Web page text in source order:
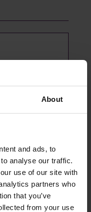
About
and ads, to
analyse our traffic.
use of our site with
partners who
that you’ve
from your use
4 bis 10 mm